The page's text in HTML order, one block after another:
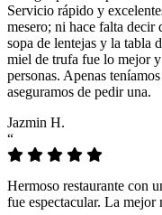
Servicio rápido y
mesero; ni hace falta decir
sopa de lentejas y la tabla
miel de trufa fue lo mejor
personas. Apenas
aseguramos de pedir una.
Jazmin H.
“
Hermoso restaurante con
fue espectacular. La mejor